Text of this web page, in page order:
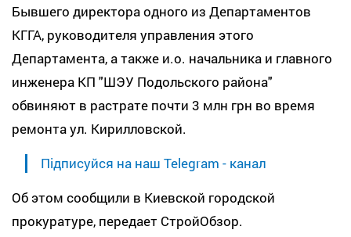
Бывшего директора одного из Департаментов
КГГА, руководителя управления этого
Департамента, а также и.о. начальника и главного
инженера КП "ШЭУ Подольского района"
обвиняют в растрате почти 3 млн грн во время
ремонта ул. Кирилловской.
Підписуйся на наш Telegram - канал
Об этом сообщили в Киевской городской
прокуратуре, передает СтройОбзор.